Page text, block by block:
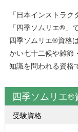
「日本インストラ
「四季ソムリエ®」
四季ソムリエ®資格
かい七十二候や雑節
知識を問われる資格
四季ソムリエ®
受験資格